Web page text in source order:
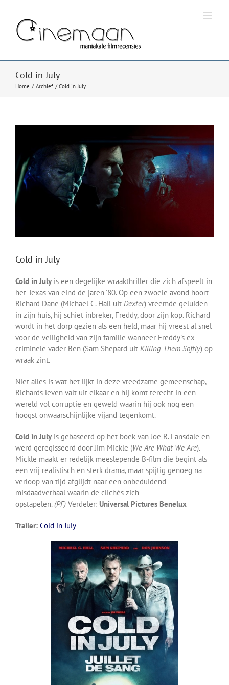
inhoud
Cold in July
Home Archief Cold in July
afbeelding
Cold in July
Cold in July is een degelijke wraakthriller die zich afspeelt in
het Texas van eind de jaren ’80. Op een zwoele avond hoort
Richard Dane (Michael C. Hall uit Dexter) vreemde geluiden
in zijn huis, hij schiet inbreker, Freddy, door zijn kop. Richard
wordt in het dorp gezien als een held, maar hij vreest al snel
voor de veiligheid van zijn familie wanneer Freddy’s ex-
criminele vader Ben (Sam Shepard uit Killing Them Softly) op
wraak zint.
Niet alles is wat het lijkt in deze vreedzame gemeenschap,
Richards leven valt uit elkaar en hij komt terecht in een
wereld vol corruptie en geweld waarin hij ook nog een
hoogst onwaarschijnlijke vijand tegenkomt.
Cold in July is gebaseerd op het boek van Joe R. Lansdale en
werd geregisseerd door Jim Mickle (We Are What We Are).
Mickle maakt er redelijk meeslepende B-film die begint als
een vrij realistisch en sterk drama, maar spijtig genoeg na
verloop van tijd afglijdt naar een onbeduidend
misdaadverhaal waarin de clichés zich
opstapelen. (PF) Verdeler: Universal Pictures Benelux
Trailer: Cold in July